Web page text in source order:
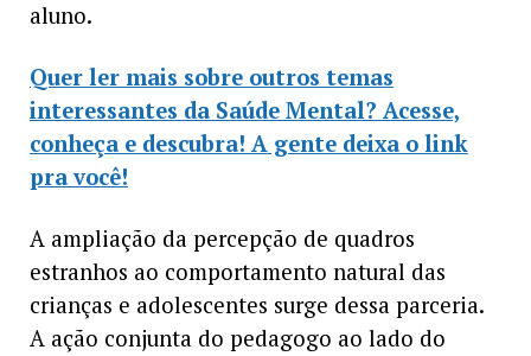
aluno.
Quer ler mais sobre outros temas
interessantes da Saúde Mental? Acesse,
conheça e descubra! A gente deixa o link
pra você!
A ampliação da percepção de quadros
estranhos ao comportamento natural das
crianças e adolescentes surge dessa parceria.
A ação conjunta do pedagogo ao lado do